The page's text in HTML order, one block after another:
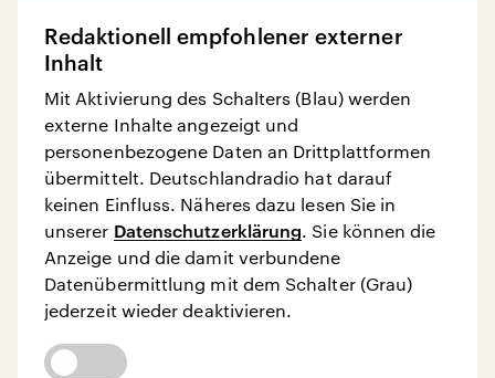
Redaktionell empfohlener externer
Inhalt
Mit Aktivierung des Schalters (Blau) werden
externe Inhalte angezeigt und
personenbezogene Daten an Drittplattformen
übermittelt. Deutschlandradio hat darauf
keinen Einfluss. Näheres dazu lesen Sie in
unserer Datenschutzerklärung. Sie können die
Anzeige und die damit verbundene
Datenübermittlung mit dem Schalter (Grau)
jederzeit wieder deaktivieren.